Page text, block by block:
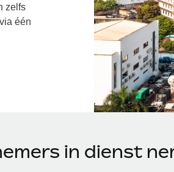
zelfs
één
in dienst